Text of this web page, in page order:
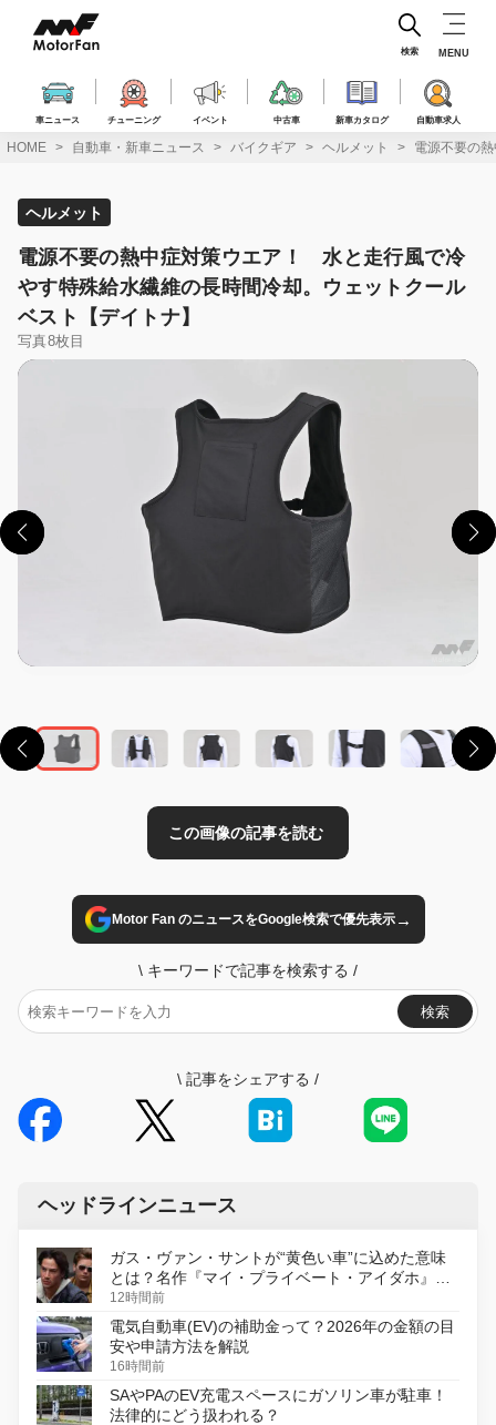
ス
車ニュース チューニング イベント 中古車 新車カタログ 自動車求人
検索 MENU
HOME 自動車・新車ニュース バイクギア ヘルメット 電源不要の
ヘルメット
電源不要の熱中症対策ウエア！ 水と走行風で冷
やす特殊給水繊維の長時間冷却。ウェットクール
ベスト【デイトナ】
写真8枚目
Motor Fan のニュースをGoogle検索で優先表示→
\ キーワードで記事を検索する /
検索
\ 記事をシェアする /
ヘッドラインニュース
ガス・ヴァン・サントが“黄色い車”に込めた意味
とは？名作『マイ・プライベート・アイダホ』が
初のデジタルリマスター版で復活
12時間前
電気自動車(EV)の補助金って？2026年の金額の目
安や申請方法を解説
16時間前
SAやPAのEV充電スペースにガソリン車が駐車！
法律的にどう扱われる？